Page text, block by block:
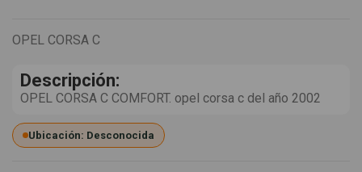
OPEL CORSA C
Descripción:
OPEL CORSA C COMFORT. opel corsa c del año 2002
Ubicación: Desconocida